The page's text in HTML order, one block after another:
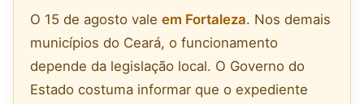
O 15 de agosto vale em Fortaleza. Nos demais
municípios do Ceará, o funcionamento
depende da legislação local. O Governo do
Estado costuma informar que o expediente